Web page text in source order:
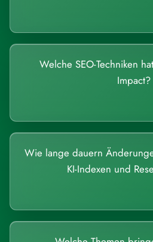
Welche SEO-Techniken
Impact?
Wie lange dauern
KI-Indexen und